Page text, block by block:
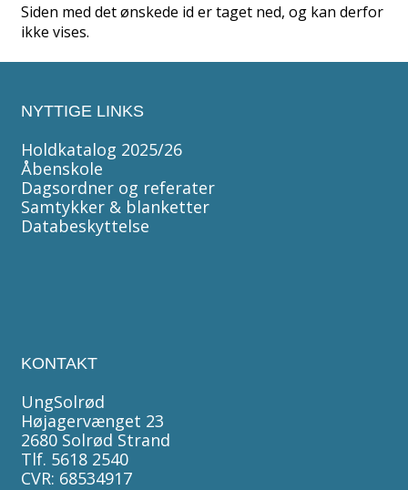
Siden med det ønskede id er taget ned, og kan derfor
ikke vises.
NYTTIGE LINKS
Holdkatalog 2025/26
Åbenskole
Dagsordner og referater
Samtykker & blanketter
Databeskyttelse
KONTAKT
UngSolrød
Højagervænget 23
2680 Solrød Strand
Tlf. 5618 2540
CVR: 68534917